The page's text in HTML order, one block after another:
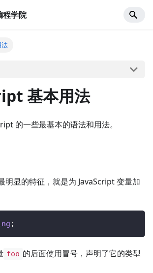
程学院
法
基本用法
的一些最基本的语法和用法。
明显的特征，就是为 JavaScript 变量加
;
foo 的后面使用冒号，声明了它的类型